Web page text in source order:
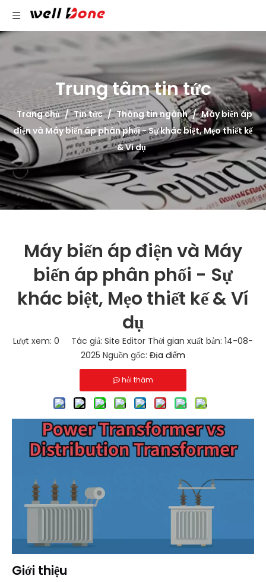
Trung tâm tin tức
Trang chủ / Tin tức / Thông tin ngành / Máy biến áp
điện và Máy biến áp phân phối - Sự khác biệt, Mẹo thiết kế
& Ví dụ
Máy biến áp điện và Máy
biến áp phân phối - Sự
khác biệt, Mẹo thiết kế & Ví
dụ
Lượt xem: 0 Tác giả: Site Editor Thời gian xuất bản: 14-08-
2025 Nguồn gốc: Địa điểm
hỏi thăm
Giới thiệu